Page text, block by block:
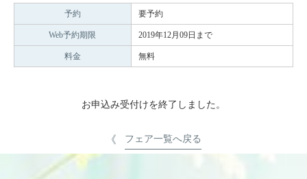
予約 要予約
Web予約期限 2019年12月09日まで
料金 無料
お申込み受付けを終了しました。
フェア一覧へ戻る